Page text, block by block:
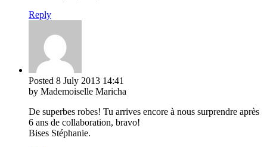
Reply
Posted 8 July 2013 14:41
by Mademoiselle Maricha
De superbes robes! Tu arrives encore à nous surprendre après
6 ans de collaboration, bravo!
Bises Stéphanie.